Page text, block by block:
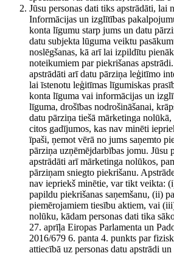
Jūsu personas dati tiks apstrādāti, lai
Informācijas un izglītības
konta līgumu starp jums un datu
datu subjekta lūguma veiktu
noslēgšanas, kā arī lai izpildītu
noteikumiem par piekrišanas
apstrādāti arī datu pārziņa leģitīmo
lai īstenotu leģitīmas līgumiskas
konta līguma vai informācijas un
līguma, drošības nodrošināšanai,
datu pārziņa tiešā mārketinga
citos gadījumos, kas nav minēti
īpaši, ņemot vērā no jums saņemto
pārziņa uzņēmējdarbības jomu. Jūsu
apstrādāti arī mārketinga nolūkos,
pārziņam sniegto piekrišanu.
nav iepriekš minētie, var tikt veikta:
papildu piekrišanas saņemšanu, (ii)
piemērojamiem tiesību aktiem, vai
nolūku, kādam personas dati tika
27. aprīļa Eiropas Parlamenta un
2016/679 6. panta 4. punkts par
attiecībā uz personas datu apstrādi